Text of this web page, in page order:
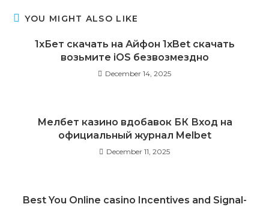
YOU MIGHT ALSO LIKE
1хБет скачать на Айфон 1xBet скачать
возьмите iOS безвозмездно
December 14, 2025
Мелбет казино вдобавок БК Вход на
официальный журнал Melbet
December 11, 2025
Best You Online casino Incentives and Signal-